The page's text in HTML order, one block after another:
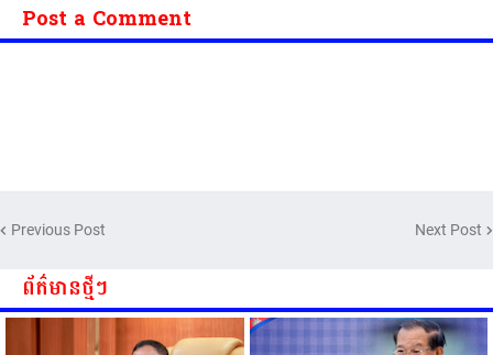
Post a Comment
Previous Post Next Post
ព័ត៌មានថ្មីៗ